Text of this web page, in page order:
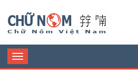
Toggle
navigation